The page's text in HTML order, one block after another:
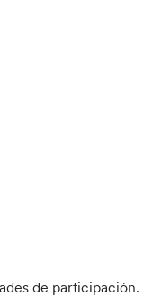
de participación.